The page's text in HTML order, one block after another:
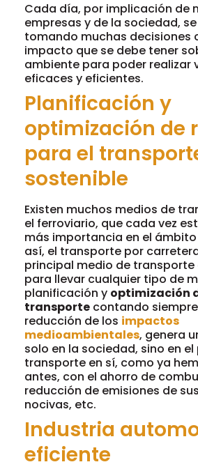
Cada día, por implicación de
empresas y de la sociedad,
tomando muchas decisiones
impacto que se debe tener
ambiente para poder realizar
eficaces y eficientes.
Planificación y
optimización de
para el
sostenible
Existen muchos medios de
el ferroviario, que cada vez
más importancia en el
así, el transporte por
principal medio de transporte
para llevar cualquier tipo de
planificación y optimización
transporte contando
reducción de los impactos
medioambientales, genera
solo en la sociedad, sino en
transporte en sí, como ya
antes, con el ahorro de
reducción de emisiones de
nocivas, etc.
Industria
eficiente